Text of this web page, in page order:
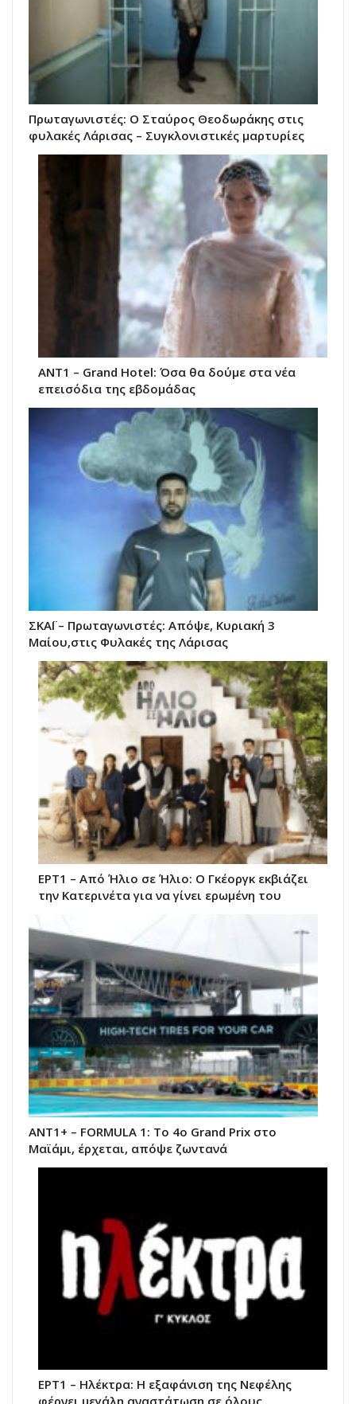
Πρωταγωνιστές: Ο Σταύρος Θεοδωράκης στις
φυλακές Λάρισας – Συγκλονιστικές μαρτυρίες
ΑΝΤ1 – Grand Hotel: Όσα θα δούμε στα νέα
επεισόδια της εβδομάδας
ΣΚΑΪ – Πρωταγωνιστές: Απόψε, Κυριακή 3
Μαίου,στις Φυλακές της Λάρισας
ΕΡΤ1 – Από Ήλιο σε Ήλιο: Ο Γκέοργκ εκβιάζει
την Κατερινέτα για να γίνει ερωμένη του
ΑΝΤ1+ – FORMULA 1: Το 4ο Grand Prix στο
Μαϊάμι, έρχεται, απόψε ζωντανά
ΕΡΤ1 – Ηλέκτρα: Η εξαφάνιση της Νεφέλης